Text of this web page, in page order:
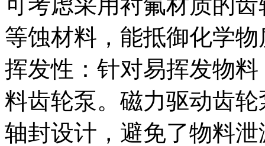
等蚀材料，能抵御化学
挥发性：针对易挥发物
料齿轮泵。磁力驱动齿
轴封设计，避免了物料